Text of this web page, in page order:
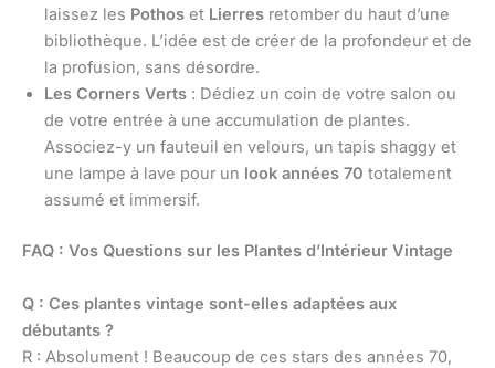
laissez les Pothos et Lierres retomber du haut d’une
bibliothèque. L’idée est de créer de la profondeur et de
la profusion, sans désordre.
Les Corners Verts : Dédiez un coin de votre salon ou
de votre entrée à une accumulation de plantes.
Associez-y un fauteuil en velours, un tapis shaggy et
une lampe à lave pour un look années 70 totalement
assumé et immersif.
FAQ : Vos Questions sur les Plantes d’Intérieur Vintage
Q : Ces plantes vintage sont-elles adaptées aux
débutants ?
R : Absolument ! Beaucoup de ces stars des années 70,